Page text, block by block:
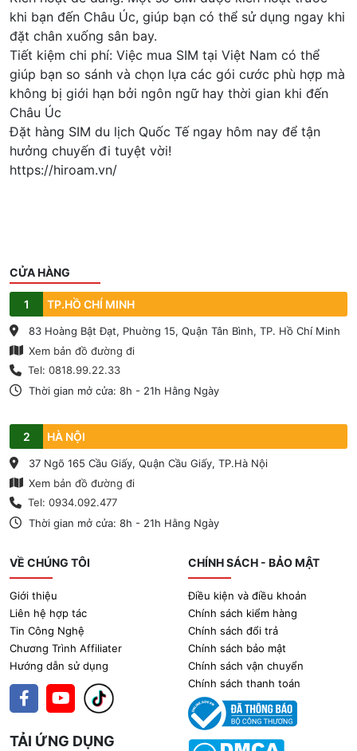
khi bạn đến Châu Úc, giúp bạn có thể sử dụng ngay khi
đặt chân xuống sân bay.
Tiết kiệm chi phí: Việc mua SIM tại Việt Nam có thể
giúp bạn so sánh và chọn lựa các gói cước phù hợp mà
không bị giới hạn bởi ngôn ngữ hay thời gian khi đến
Châu Úc
Đặt hàng SIM du lịch Quốc Tế ngay hôm nay để tận
hưởng chuyến đi tuyệt vời!
https://hiroam.vn/
CỬA HÀNG
1 TP.HỒ CHÍ MINH
83 Hoàng Bật Đạt, Phuờng 15, Quận Tân Bình, TP. Hồ Chí Minh
Xem bản đồ đường đi
Tel: 0818.99.22.33
Thời gian mở cửa: 8h - 21h Hằng Ngày
2 HÀ NỘI
37 Ngõ 165 Cầu Giấy, Quận Cầu Giấy, TP.Hà Nội
Xem bản đồ đường đi
Tel: 0934.092.477
Thời gian mở cửa: 8h - 21h Hằng Ngày
VỀ CHÚNG TÔI
Giới thiệu
Liên hệ hợp tác
Tin Công Nghệ
Chương Trình Affiliater
Hướng dẫn sử dụng
TẢI ỨNG DỤNG
CHÍNH SÁCH - BẢO MẬT
Điều kiện và điều khoản
Chính sách kiểm hàng
Chính sách đổi trả
Chính sách bảo mật
Chính sách vận chuyển
Chính sách thanh toán